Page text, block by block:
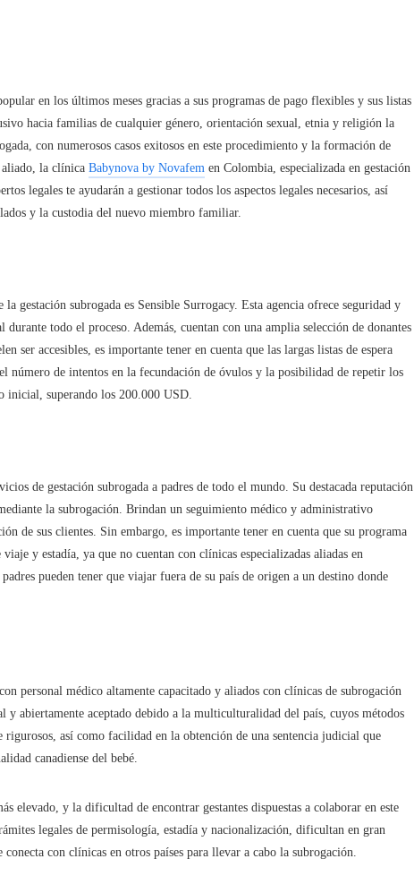
en los últimos meses gracias a sus programas de pago flexibles y sus listas
hacia familias de cualquier género, orientación sexual, etnia y religión la
con numerosos casos exitosos en este procedimiento y la formación de
aliado, la clínica Babynova by Novafem en Colombia, especializada en gestación
legales te ayudarán a gestionar todos los aspectos legales necesarios, así
y la custodia del nuevo miembro familiar.
gestación subrogada es Sensible Surrogacy. Esta agencia ofrece seguridad y
todo el proceso. Además, cuentan con una amplia selección de donantes
ser accesibles, es importante tener en cuenta que las largas listas de espera
número de intentos en la fecundación de óvulos y la posibilidad de repetir los
inicial, superando los 200.000 USD.
de gestación subrogada a padres de todo el mundo. Su destacada reputación
la subrogación. Brindan un seguimiento médico y administrativo
de sus clientes. Sin embargo, es importante tener en cuenta que su programa
y estadía, ya que no cuentan con clínicas especializadas aliadas en
pueden tener que viajar fuera de su país de origen a un destino donde
personal médico altamente capacitado y aliados con clínicas de subrogación
y abiertamente aceptado debido a la multiculturalidad del país, cuyos métodos
rigurosos, así como facilidad en la obtención de una sentencia judicial que
canadiense del bebé.
elevado, y la dificultad de encontrar gestantes dispuestas a colaborar en este
legales de permisología, estadía y nacionalización, dificultan en gran
con clínicas en otros países para llevar a cabo la subrogación.